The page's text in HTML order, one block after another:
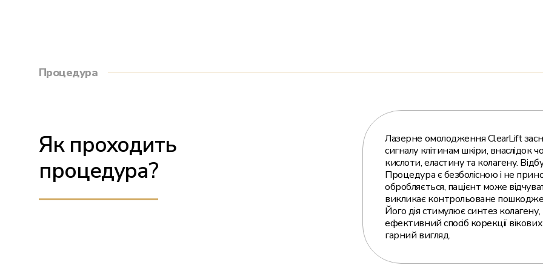
Процедура
Як проходить
процедура?
Лазерне омолодження ClearLift
сигналу клітинам шкіри, внаслідок
кислоти, еластину та колагену.
Процедура є безболісною і не
обробляється, пацієнт може
викликає контрольоване
Його дія стимулює синтез
ефективний спосіб корекції
гарний вигляд.